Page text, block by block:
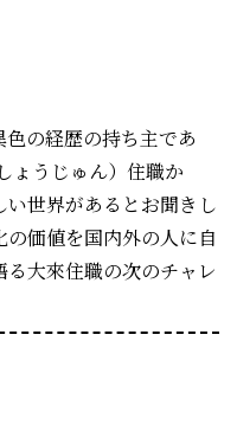
の経歴の持ち主であ
ょうじゅん）住職か
世界があるとお聞きし
価値を国内外の人に自
大來住職の次のチャレ